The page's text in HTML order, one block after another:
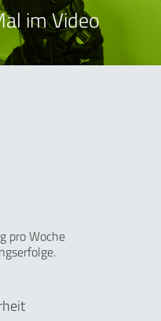
im Video
pro Woche